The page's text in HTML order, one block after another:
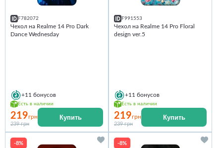
F782072
Чехол на Realme 14 Pro Dark
Dance Wednesday
+11 бонусов
Есть в наличии
219грн
239 грн
Купить
F991553
Чехол на Realme 14 Pro Floral
design ver.5
+11 бонусов
Есть в наличии
219грн
239 грн
Купить
-8% -8%